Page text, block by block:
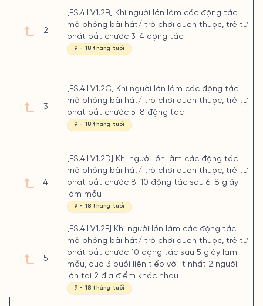
2
3
4
5
[ES.4.LV1.2B] Khi người lớn làm các động tác
mô phỏng bài hát/ trò chơi quen thuộc, trẻ tự
phát bắt chước 3-4 động tác
9 - 18 tháng tuổi
[ES.4.LV1.2C] Khi người lớn làm các động tác
mô phỏng bài hát/ trò chơi quen thuộc, trẻ tự
phát bắt chước 5-8 động tác
9 - 18 tháng tuổi
[ES.4.LV1.2D] Khi người lớn làm các động tác
mô phỏng bài hát/ trò chơi quen thuộc, trẻ tự
phát bắt chước 8-10 động tác sau 6-8 giây
làm mẫu
9 - 18 tháng tuổi
[ES.4.LV1.2E] Khi người lớn làm các động tác
mô phỏng bài hát/ trò chơi quen thuộc, trẻ tự
phát bắt chước 10 động tác sau 5 giây làm
mẫu, qua 3 buổi liên tiếp với ít nhất 2 người
lớn tại 2 địa điểm khác nhau
9 - 18 tháng tuổi